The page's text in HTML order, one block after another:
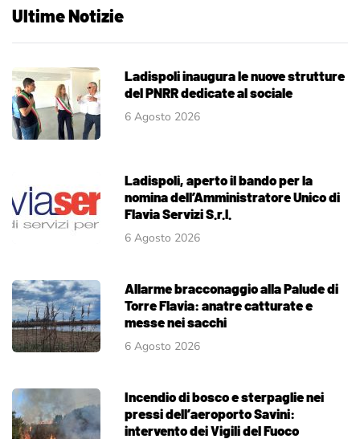
Ultime Notizie
Ladispoli inaugura le nuove strutture
del PNRR dedicate al sociale
6 Agosto 2026
Ladispoli, aperto il bando per la
nomina dell’Amministratore Unico di
Flavia Servizi S.r.l.
6 Agosto 2026
Allarme bracconaggio alla Palude di
Torre Flavia: anatre catturate e
messe nei sacchi
6 Agosto 2026
Incendio di bosco e sterpaglie nei
pressi dell’aeroporto Savini:
intervento dei Vigili del Fuoco